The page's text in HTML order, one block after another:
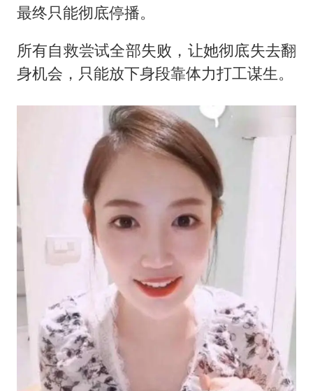
最终只能彻底停播。
所有自救尝试全部失败，让她彻底失去翻
身机会，只能放下身段靠体力打工谋生。